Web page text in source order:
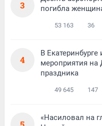
3
погибла
53 163 36
4
В
мероприятия на
праздника
49 645 147
«Насиловал на